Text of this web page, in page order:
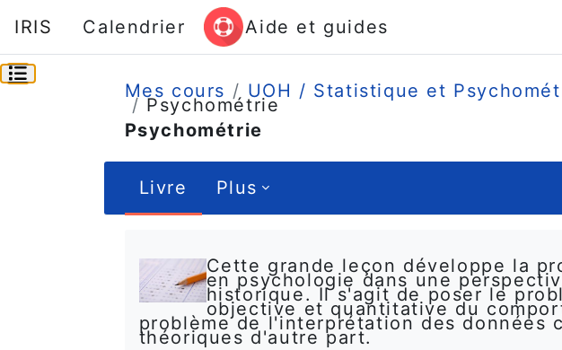
Passer au contenu principal
IRIS
Calendrier Aide et guides
Ouvrir l’index du cours
Mes cours
UOH / Statistique et
Psychométrie
Psychométrie
Livre Plus
Cette grande leçon développe la
en psychologie dans une
historique. Il s'agit de poser le
objective et quantitative du
problème de l'interprétation des données
théoriques d'autre part.